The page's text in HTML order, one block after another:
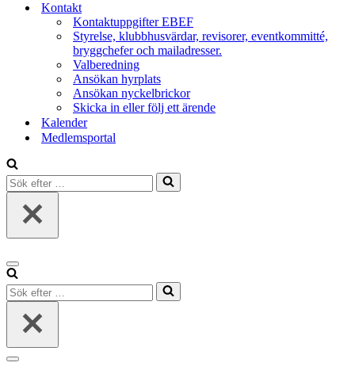
Kontakt
Kontaktuppgifter EBEF
Styrelse, klubbhusvärdar, revisorer, eventkommitté,
bryggchefer och mailadresser.
Valberedning
Ansökan hyrplats
Ansökan nyckelbrickor
Skicka in eller följ ett ärende
Kalender
Medlemsportal
Sök
efter
Navigeringsmeny
Sök
efter
Navigeringsmeny